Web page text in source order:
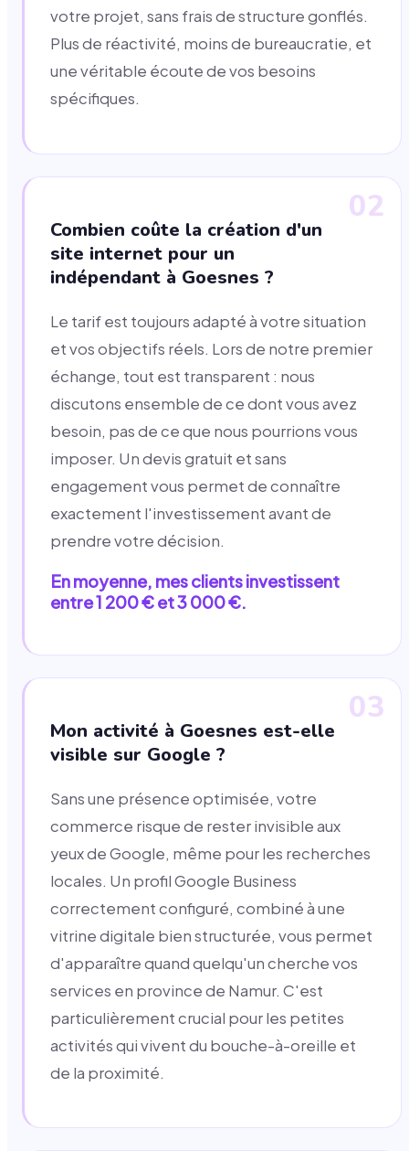
votre projet, sans frais de structure gonflés.
Plus de réactivité, moins de bureaucratie, et
une véritable écoute de vos besoins
spécifiques.
02
Combien coûte la création d'un
site internet pour un
indépendant à Goesnes ?
Le tarif est toujours adapté à votre situation
et vos objectifs réels. Lors de notre premier
échange, tout est transparent : nous
discutons ensemble de ce dont vous avez
besoin, pas de ce que nous pourrions vous
imposer. Un devis gratuit et sans
engagement vous permet de connaître
exactement l'investissement avant de
prendre votre décision.
En moyenne, mes clients investissent
entre 1 200 € et 3 000 €.
03
Mon activité à Goesnes est-elle
visible sur Google ?
Sans une présence optimisée, votre
commerce risque de rester invisible aux
yeux de Google, même pour les recherches
locales. Un profil Google Business
correctement configuré, combiné à une
vitrine digitale bien structurée, vous permet
d'apparaître quand quelqu'un cherche vos
services en province de Namur. C'est
particulièrement crucial pour les petites
activités qui vivent du bouche-à-oreille et
de la proximité.